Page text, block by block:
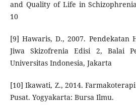
and Quality of Life in
10
[9] Hawaris, D., 2007. Pendekatan
Jiwa Skizofrenia Edisi 2, Balai
Universitas Indonesia, Jakarta
[10] Ikawati, Z., 2014.
Pusat. Yogyakarta: Bursa Ilmu.